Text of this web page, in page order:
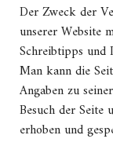
Der Zweck der
unserer Website
Schreibtipps und
Man kann die
Angaben zu
Besuch der Seite
erhoben und